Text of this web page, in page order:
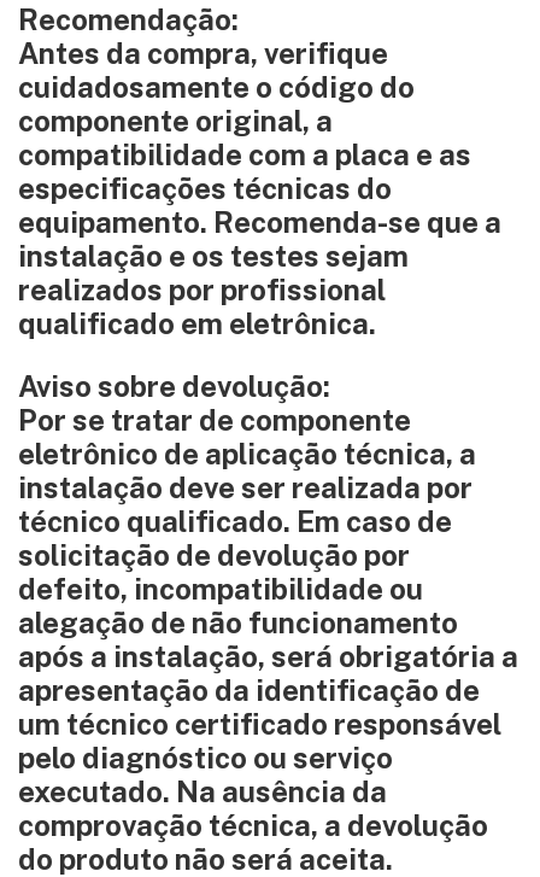
Recomendação:
Antes da compra, verifique
cuidadosamente o código do
componente original, a
compatibilidade com a placa e as
especificações técnicas do
equipamento. Recomenda-se que a
instalação e os testes sejam
realizados por profissional
qualificado em eletrônica.
Aviso sobre devolução:
Por se tratar de componente
eletrônico de aplicação técnica, a
instalação deve ser realizada por
técnico qualificado. Em caso de
solicitação de devolução por
defeito, incompatibilidade ou
alegação de não funcionamento
após a instalação, será obrigatória a
apresentação da identificação de
um técnico certificado responsável
pelo diagnóstico ou serviço
executado. Na ausência da
comprovação técnica, a devolução
do produto não será aceita.